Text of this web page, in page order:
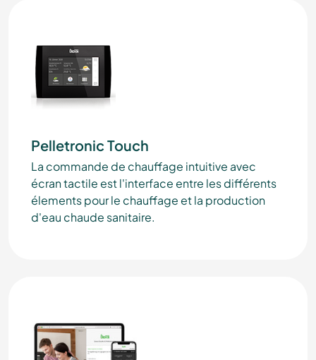
Pelletronic Touch
La commande de chauffage intuitive avec
écran tactile est l'interface entre les différents
élements pour le chauffage et la production
d'eau chaude sanitaire.